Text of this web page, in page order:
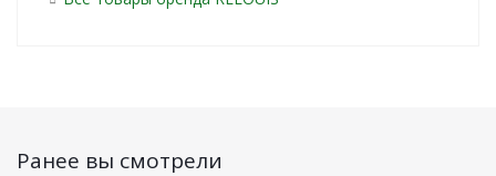
Ранее вы смотрели